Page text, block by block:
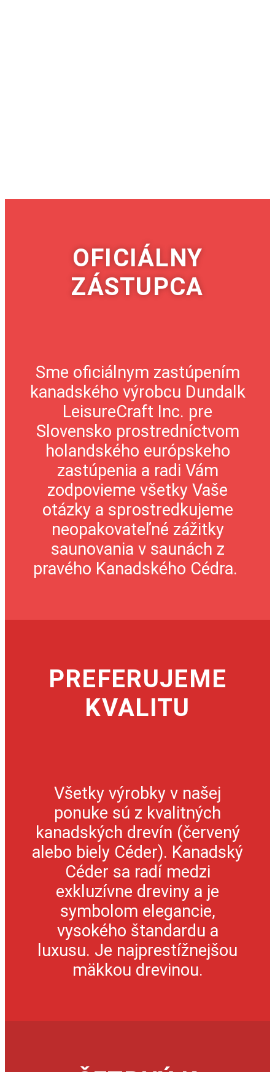
OFICIÁLNY
ZÁSTUPCA
Sme oficiálnym zastúpením
kanadského výrobcu Dundalk
LeisureCraft Inc. pre
Slovensko prostredníctvom
holandského európskeho
zastúpenia a radi Vám
zodpovieme všetky Vaše
otázky a sprostredkujeme
neopakovateľné zážitky
saunovania v saunách z
pravého Kanadského Cédra.
PREFERUJEME
KVALITU
Všetky výrobky v našej
ponuke sú z kvalitných
kanadských drevín (červený
alebo biely Céder). Kanadský
Céder sa radí medzi
exkluzívne dreviny a je
symbolom elegancie,
vysokého štandardu a
luxusu. Je najprestížnejšou
mäkkou drevinou.